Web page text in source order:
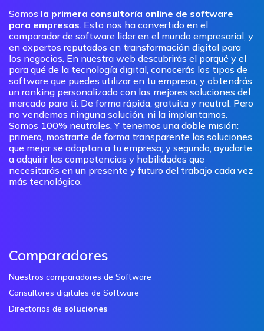
Somos la primera consultoría online de software
para empresas. Esto nos ha convertido en el
comparador de software lider en el mundo empresarial, y
en expertos reputados en transformación digital para
los negocios. En nuestra web descubrirás el porqué y el
para qué de la tecnología digital, conocerás los tipos de
software que puedes utilizar en tu empresa, y obtendrás
un ranking personalizado con las mejores soluciones del
mercado para ti. De forma rápida, gratuita y neutral. Pero
no vendemos ninguna solución, ni la implantamos.
Somos 100% neutrales. Y tenemos una doble misión:
primero, mostrarte de forma transparente las soluciones
que mejor se adaptan a tu empresa; y segundo, ayudarte
a adquirir las competencias y habilidades que
necesitarás en un presente y futuro del trabajo cada vez
más tecnológico.
Comparadores
Nuestros comparadores de Software
Consultores digitales de Software
Directorios de soluciones